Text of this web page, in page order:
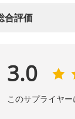
合評価
3.0
このサプライヤ